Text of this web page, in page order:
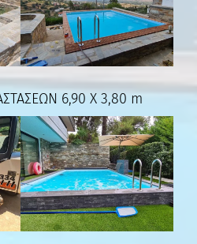
6,90 Χ 3,80 m